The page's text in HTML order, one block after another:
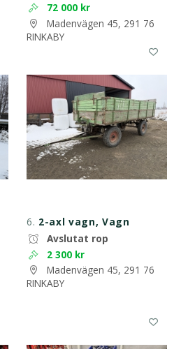
72 000 kr
Madenvägen 45, 291 76
RINKABY
6. 2-axl vagn, Vagn
Avslutat rop
2 300 kr
Madenvägen 45, 291 76
RINKABY